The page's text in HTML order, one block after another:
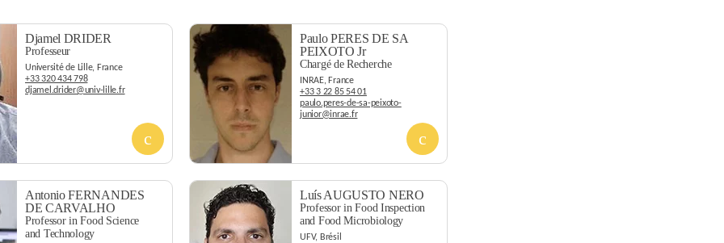
Djamel DRIDER
Professeur
Université de Lille, France
+33 320 434 798
djamel.drider@univ-lille.fr
Paulo PERES DE SA
PEIXOTO Jr
Chargé de Recherche
INRAE, France
+33 3 22 85 54 01
paulo.peres-de-sa-peixoto-
junior@inrae.fr
Antonio FERNANDES
DE CARVALHO
Professor in Food Science
and Technology
Luís AUGUSTO NERO
Professor in Food Inspection
and Food Microbiology
UFV, Brésil